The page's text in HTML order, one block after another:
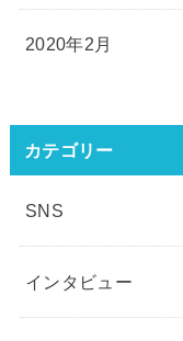
2020年2月
カテゴリー
SNS
インタビュー